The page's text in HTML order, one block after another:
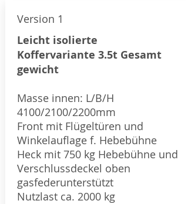
Version 1
Leicht isolierte
Koffervariante 3.5t Gesamt
gewicht
Masse innen: L/B/H
4100/2100/2200mm
Front mit Flügeltüren und
Winkelauflage f. Hebebühne
Heck mit 750 kg Hebebühne und
Verschlussdeckel oben
gasfederunterstützt
Nutzlast ca. 2000 kg